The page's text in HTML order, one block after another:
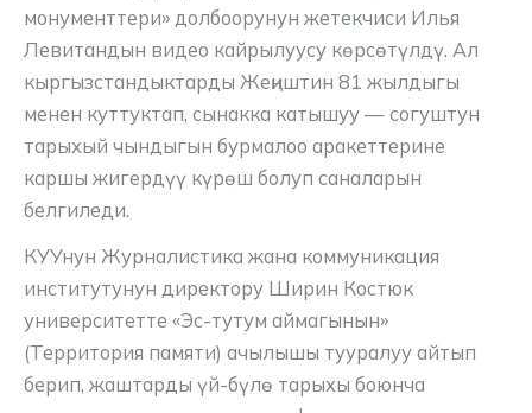
монументтери» долбоорунун жетекчиси Илья
Левитандын видео кайрылуусу көрсөтүлдү. Ал
кыргызстандыктарды Жеңиштин 81 жылдыгы
менен куттуктап, сынакка катышуу — согуштун
тарыхый чындыгын бурмалоо аракеттерине
каршы жигердүү күрөш болуп саналарын
белгиледи.
КУУнун Журналистика жана коммуникация
институтунун директору Ширин Костюк
университетте «Эс-тутум аймагынын»
(Территория памяти) ачылышы тууралуу айтып
берип, жаштарды үй-бүлө тарыхы боюнча